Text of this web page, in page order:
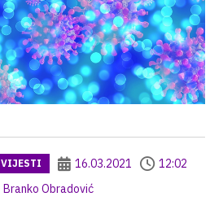
VIJESTI 16.03.2021
12:02
Branko Obradović